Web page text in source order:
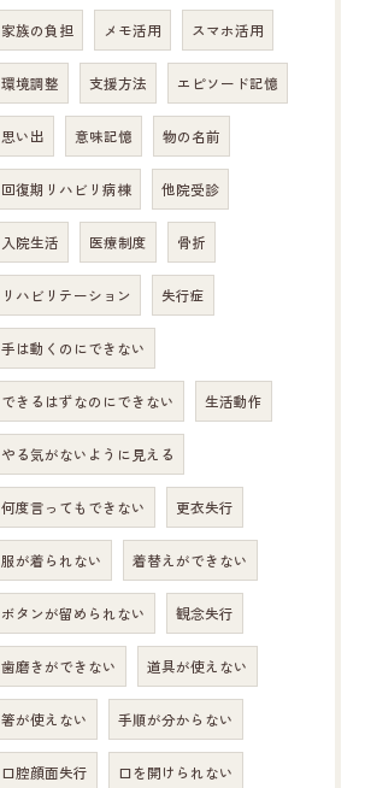
家族の負担 メモ活用 スマホ活用
環境調整 支援方法 エピソード記憶
思い出 意味記憶 物の名前
回復期リハビリ病棟 他院受診
入院生活 医療制度 骨折
リハビリテーション 失行症
手は動くのにできない
できるはずなのにできない 生活動作
やる気がないように見える
何度言ってもできない 更衣失行
服が着られない 着替えができない
ボタンが留められない 観念失行
歯磨きができない 道具が使えない
箸が使えない 手順が分からない
口腔顔面失行 口を開けられない